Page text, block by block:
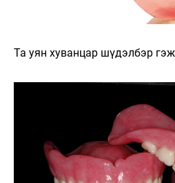
Та уян хуванцар шүдэлбэр